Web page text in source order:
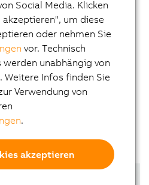
oder Track-
Schmalsegmente
effizienten und
in Einzelspur-
der Anlage
Edelstahl, Silikon, Titan,
realisiert werden
Anpassung an
Social Media. Klicken
akzeptieren", um diese
oder nehmen Sie
vor. Technisch
unabhängig von
Weitere Infos finden Sie
Verwendung von
.
akzeptieren